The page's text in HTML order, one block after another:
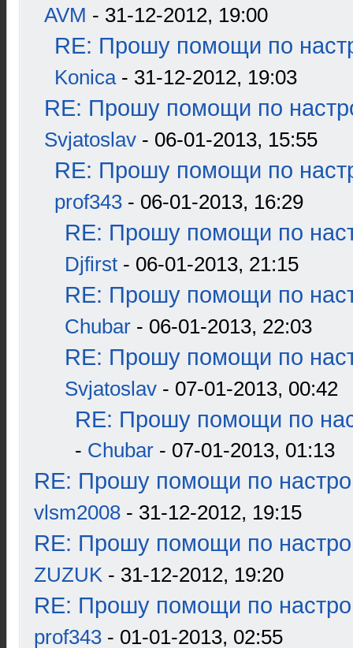
AVM - 31-12-2012, 19:00
RE: Прошу помощи по
Konica- 31-12-2012, 19:03
RE: Прошу помощи по
Svjatoslav - 06-01-2013, 15:55
RE: Прошу помощи по
prof343 - 06-01-2013, 16:29
RE: Прошу помощи по
Djfirst - 06-01-2013, 21:15
RE: Прошу помощи по
Chubar - 06-01-2013, 22:03
RE: Прошу помощи по
Svjatoslav - 07-01-2013, 00:42
RE: Прошу помощи по
- Chubar - 07-01-2013, 01:13
RE: Прошу помощи по
vlsm2008 - 31-12-2012, 19:15
RE: Прошу помощи по
ZUZUK - 31-12-2012, 19:20
RE: Прошу помощи по
prof343 - 01-01-2013, 02:55